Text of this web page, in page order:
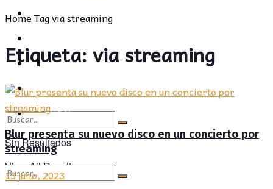
CULTURA
Sin Resultados
View All Result
PROVINCIA
SOCIEDAD
CULTURA
OPINIÓN
HomeTagvia streaming
Etiqueta:via streaming
Blur presenta su nuevo disco en un concierto por
streaming
13 julio, 2023